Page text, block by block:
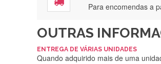
Para encomendas a
OUTRAS
ENTREGA DE VÁRIAS UNIDADES
Quando adquirido mais de uma